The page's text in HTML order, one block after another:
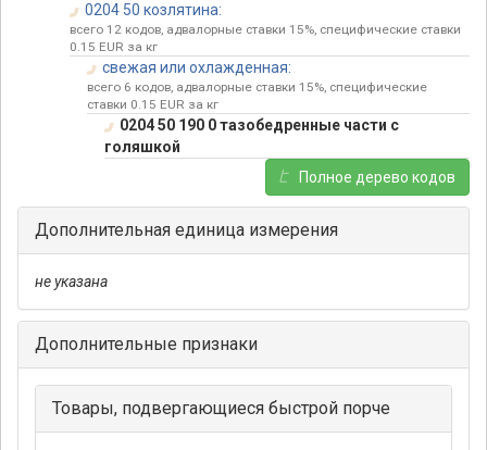
0204 50 козлятина:
всего 12 кодов, адвалорные ставки 15%, специфические ставки
0.15 EUR за кг
свежая или охлажденная:
всего 6 кодов, адвалорные ставки 15%, специфические
ставки 0.15 EUR за кг
0204 50 190 0 тазобедренные части с
голяшкой
Полное дерево кодов
Дополнительная единица измерения
не указана
Дополнительные признаки
Товары, подвергающиеся быстрой порче